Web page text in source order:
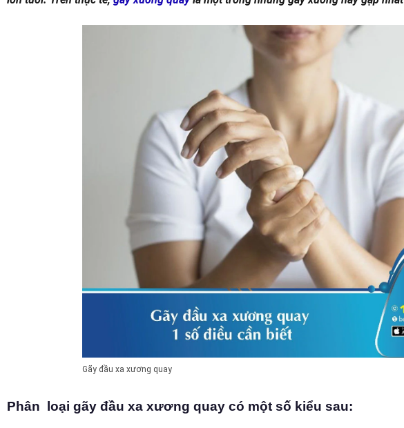
Gãy đầu xa xương quay
Phân loại gãy đầu xa xương quay có một số kiểu sau: